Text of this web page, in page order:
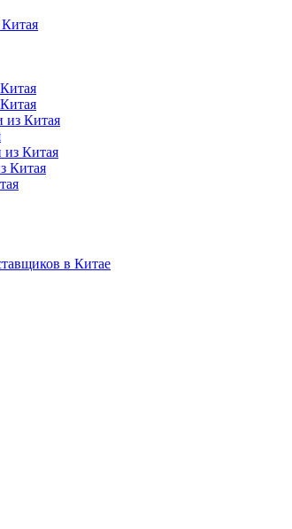
из Китая
из Китая
Китая
в Китае